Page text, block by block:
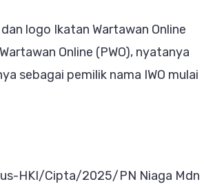
logo Ikatan Wartawan Online
Online (PWO), nyatanya
sebagai pemilik nama IWO mulai
HKI/Cipta/2025/PN Niaga Mdn